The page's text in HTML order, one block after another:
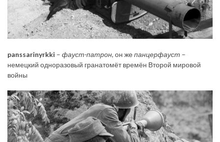
panssarinyrkki – фауст-патрон, он же панцерфауст –
немецкий одноразовый гранатомёт времён Второй мировой
войны